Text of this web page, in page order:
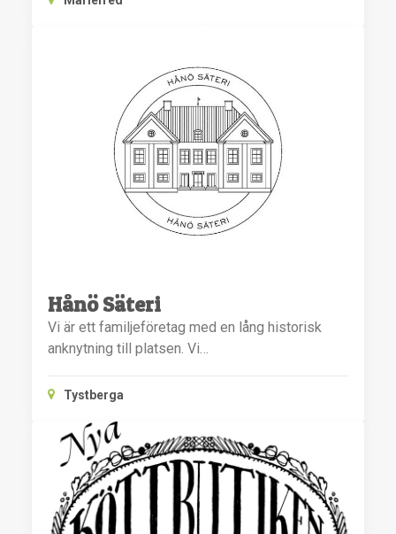
Hånö Säteri
Vi är ett familjeföretag med en lång historisk
anknytning till platsen. Vi…
Tystberga